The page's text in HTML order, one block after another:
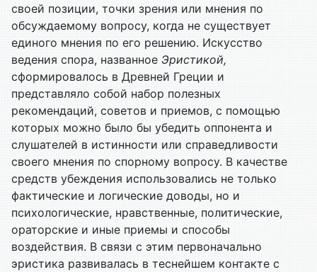
своей позиции, точки зрения или мнения по
обсуждаемому вопросу, когда не существует
единого мнения по его решению. Искусство
ведения спора, названное Эристикой,
сформировалось в Древней Греции и
представляло собой набор полезных
рекомендаций, советов и приемов, с помощью
которых можно было бы убедить оппонента и
слушателей в истинности или справедливости
своего мнения по спорному вопросу. В качестве
средств убеждения использовались не только
фактические и логические доводы, но и
психологические, нравственные, политические,
ораторские и иные приемы и способы
воздействия. В связи с этим первоначально
эристика развивалась в теснейшем контакте с